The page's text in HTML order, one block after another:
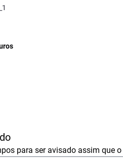
para ser avisado assim que